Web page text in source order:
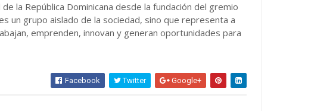
la República Dominicana desde la fundación del gremio
un grupo aislado de la sociedad, sino que representa a
emprenden, innovan y generan oportunidades para
Facebook Twitter Google+